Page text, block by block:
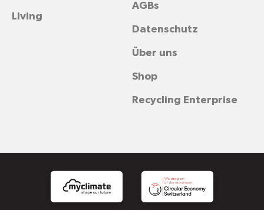
AGBs
Datenschutz
Über uns
Shop
Recycling Enterprise
Living